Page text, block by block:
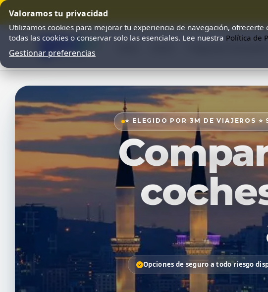
Valoramos tu privacidad
Utilizamos cookies para mejorar tu experiencia de navegación,
todas las cookies o conservar solo las esenciales. Lee nuestra Política de
Gestionar preferencias
⭐ ELEGIDO POR 3M DE VIAJEROS
Opciones de seguro a todo riesgo